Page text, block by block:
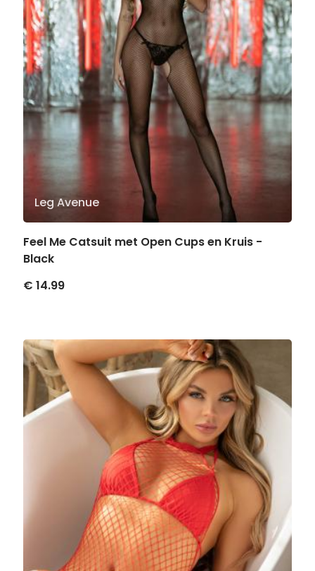
Leg Avenue
Feel Me Catsuit met Open Cups en Kruis -
Black
€ 14.99